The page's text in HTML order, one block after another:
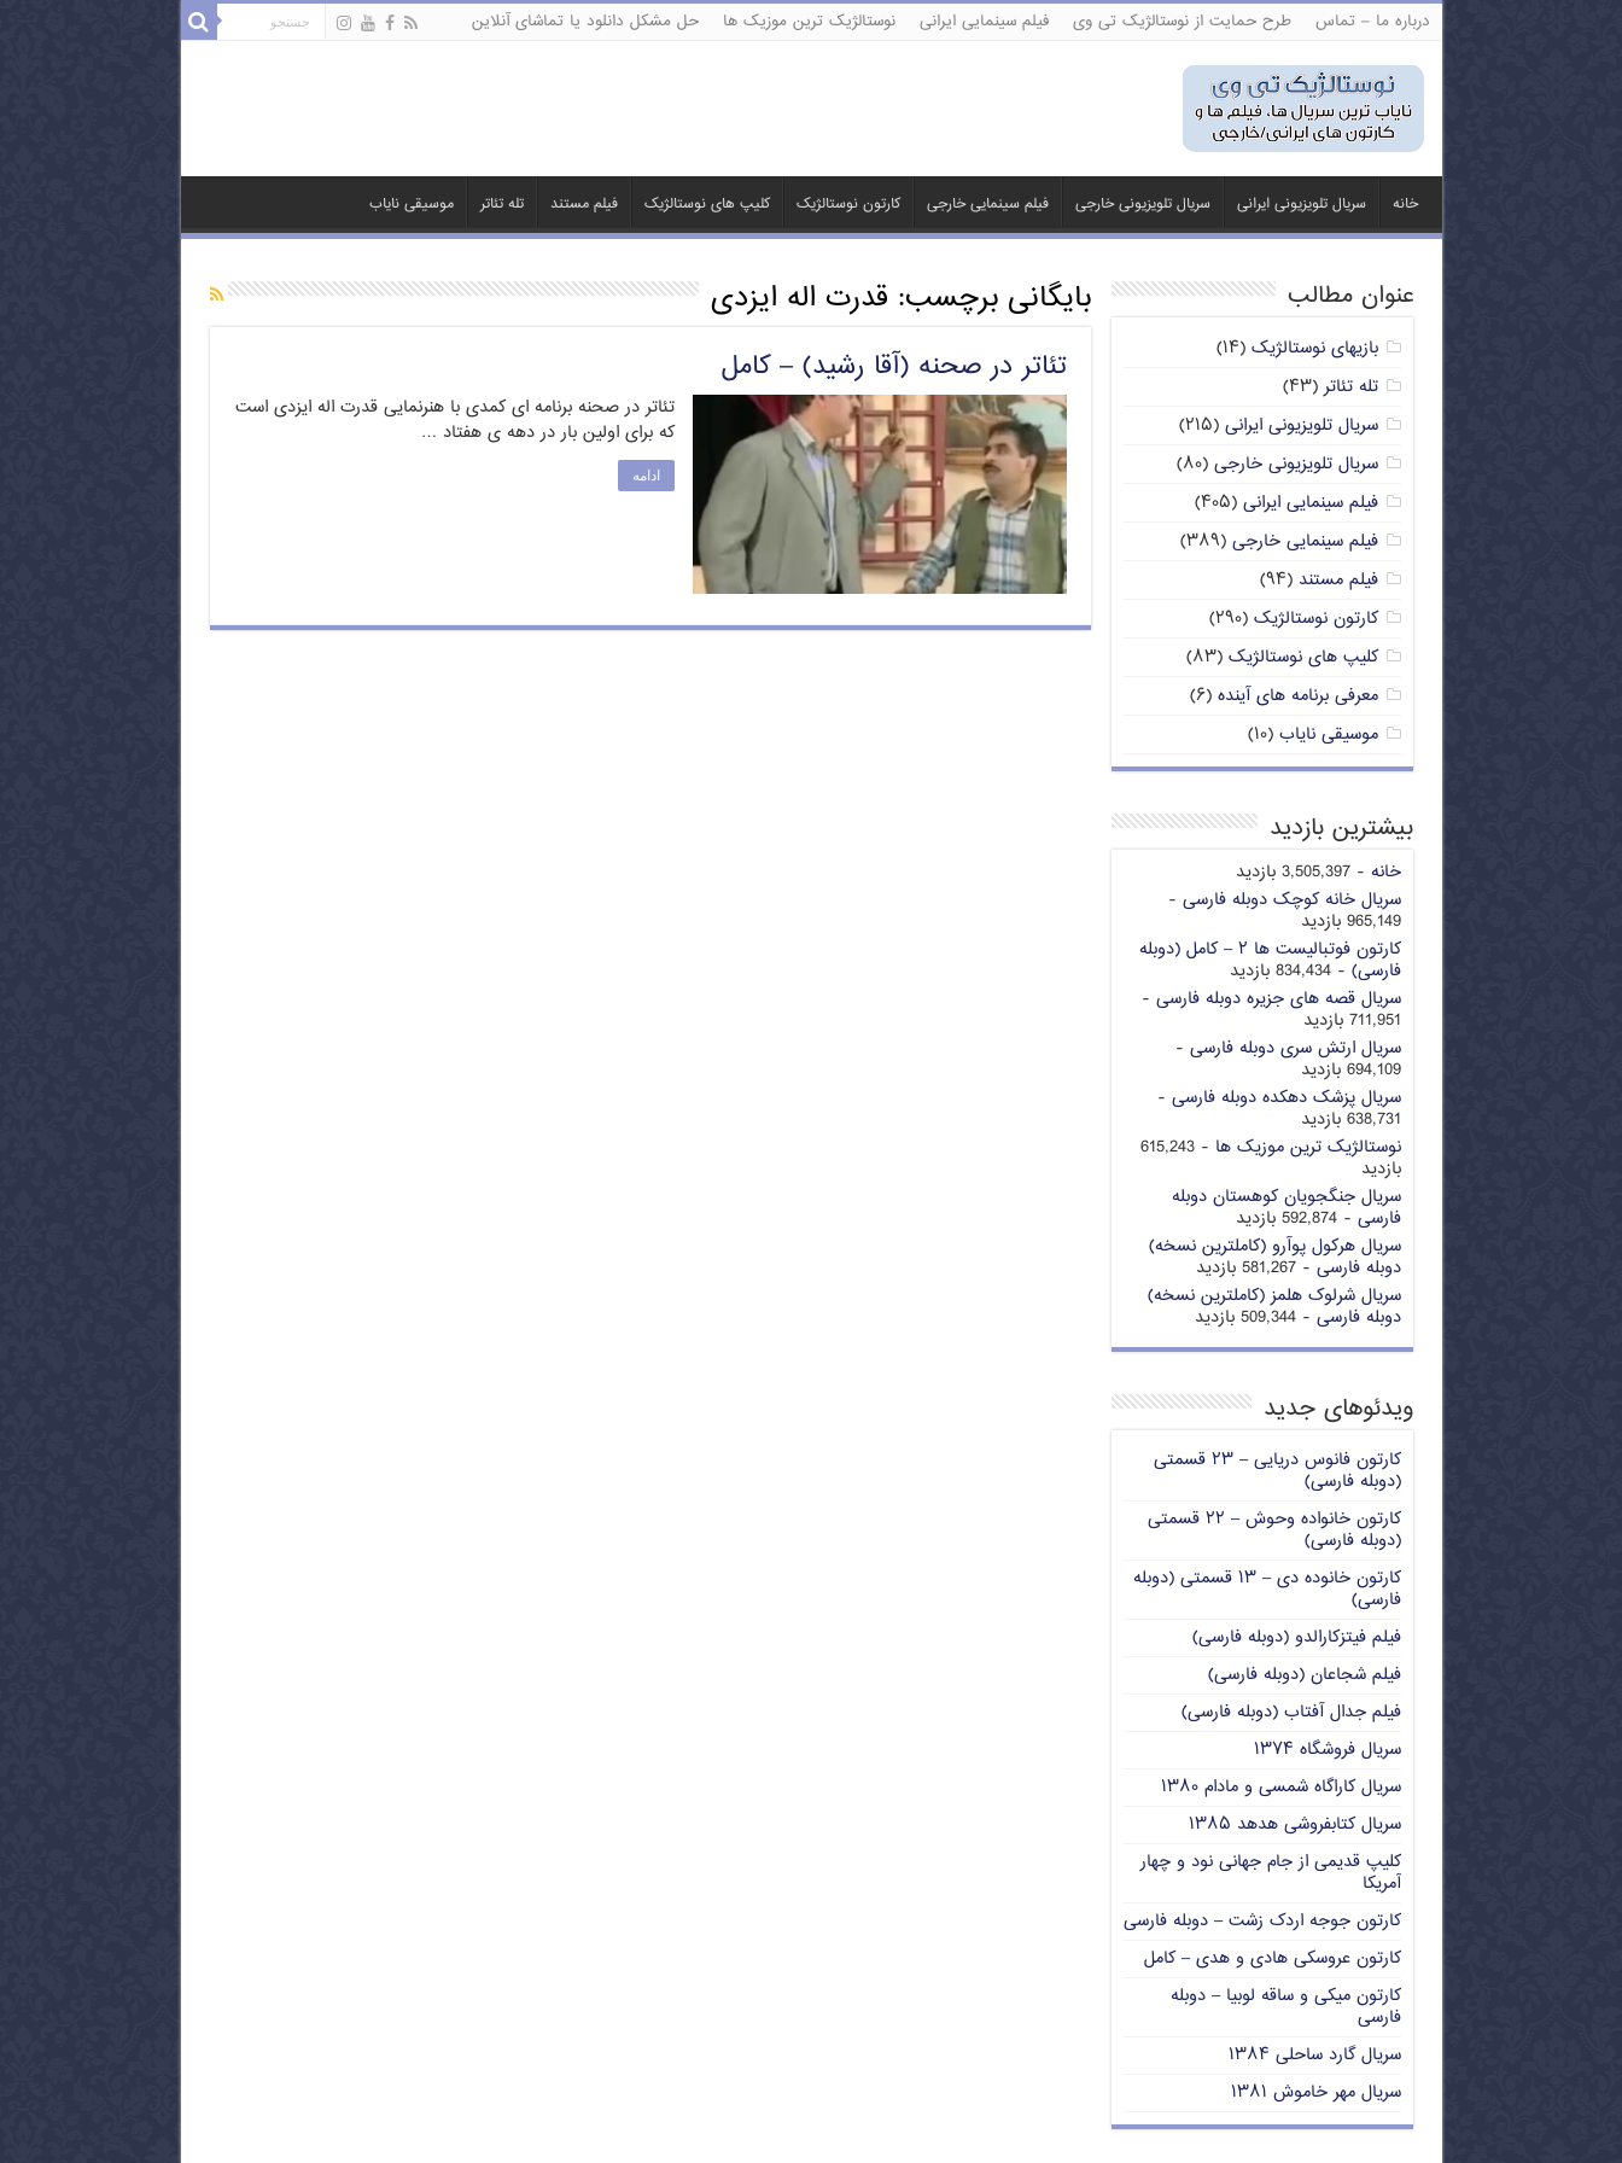
درباره ما – تماس طرح حمایت از نوستالژیک تی وی فیلم سینمایی ایرانی نوستالژیک ترین موزیک ها حل مشکل دانلود یا تماشای آنلاین
خانه سریال تلویزیونی ایرانی سریال تلویزیونی خارجی فیلم سینمایی خارجی کارتون نوستالژیک کلیپ های نوستالژیک فیلم مستند تله تئاتر موسیقی نایاب
بایگانی برچسب: قدرت اله ایزدی
تئاتر در صحنه (آقا رشید) – کامل
تئاتر در صحنه برنامه ای کمدی با هنرنمایی قدرت اله ایزدی است
که برای اولین بار در دهه ی هفتاد …
ادامه
عنوان مطالب
بازیهای نوستالژیک (۱۴)
تله تئاتر(۴۳)
سریال تلویزیونی ایرانی (۲۱۵)
سریال تلویزیونی خارجی (۸۰)
فیلم سینمایی ایرانی (۴۰۵)
فیلم سینمایی خارجی (۳۸۹)
فیلم مستند (۹۴)
کارتون نوستالژیک (۲۹۰)
کلیپ های نوستالژیک (۸۳)
معرفی برنامه های آینده (۶)
موسیقی نایاب (۱۰)
بیشترین بازدید
خانه - 3,505,397 بازدید
سریال خانه کوچک دوبله فارسی -
965,149 بازدید
کارتون فوتبالیست ها ۲ – کامل (دوبله
فارسی) - 834,434 بازدید
سریال قصه های جزیره دوبله فارسی -
711,951 بازدید
سریال ارتش سری دوبله فارسی -
694,109 بازدید
سریال پزشک دهکده دوبله فارسی -
638,731 بازدید
نوستالژیک ترین موزیک ها
- 615,243
بازدید
سریال جنگجویان کوهستان دوبله
فارسی - 592,874 بازدید
سریال هرکول پوآرو (کاملترین نسخه)
دوبله فارسی - 581,267 بازدید
سریال شرلوک هلمز (کاملترین نسخه)
دوبله فارسی - 509,344 بازدید
ویدئوهای جدید
کارتون فانوس دریایی – ۲۳ قسمتی
(دوبله فارسی)
کارتون خانواده وحوش – ۲۲ قسمتی
(دوبله فارسی)
کارتون خانوده دی – ۱۳ قسمتی (دوبله
فارسی)
فیلم فیتزکارالدو (دوبله فارسی)
فیلم شجاعان (دوبله فارسی)
فیلم جدال آفتاب (دوبله فارسی)
سریال فروشگاه ۱۳۷۴
سریال کاراگاه شمسی و مادام ۱۳۸۰
سریال کتابفروشی هدهد ۱۳۸۵
کلیپ قدیمی از جام جهانی نود و چهار
آمریکا
کارتون جوجه اردک زشت – دوبله فارسی
کارتون عروسکی هادی و هدی – کامل
کارتون میکی و ساقه لوبیا – دوبله
فارسی
سریال گارد ساحلی ۱۳۸۴
سریال مهر خاموش ۱۳۸۱